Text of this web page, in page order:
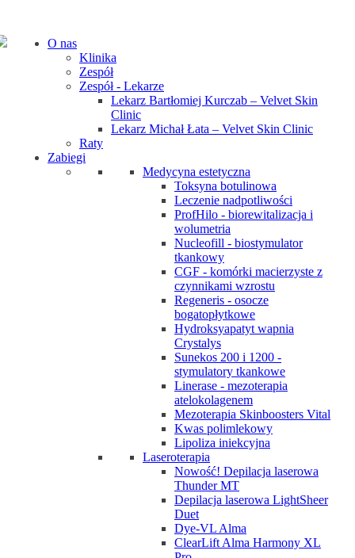
O nas
Klinika
Zespół
Zespół - Lekarze
Lekarz Bartłomiej Kurczab – Velvet Skin
Clinic
Lekarz Michał Łata – Velvet Skin Clinic
Raty
Zabiegi
Medycyna estetyczna
Toksyna botulinowa
Leczenie nadpotliwości
ProfHilo - biorewitalizacja i
wolumetria
Nucleofill - biostymulator
tkankowy
CGF - komórki macierzyste z
czynnikami wzrostu
Regeneris - osocze
bogatopłytkowe
Hydroksyapatyt wapnia
Crystalys
Sunekos 200 i 1200 -
stymulatory tkankowe
Linerase - mezoterapia
atelokolagenem
Mezoterapia Skinboosters Vital
Kwas polimlekowy
Lipoliza iniekcyjna
Laseroterapia
Nowość! Depilacja laserowa
Thunder MT
Depilacja laserowa LightSheer
Duet
Dye-VL Alma
ClearLift Alma Harmony XL